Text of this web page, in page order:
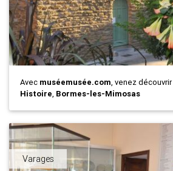
Avec muséemusée.com, venez découvrir
Histoire, Bormes-les-Mimosas
Varages